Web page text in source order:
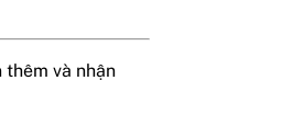
và nhận